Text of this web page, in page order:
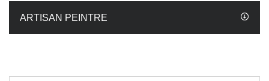
ARTISAN PEINTRE